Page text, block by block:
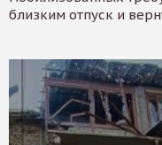
близким отпуск и